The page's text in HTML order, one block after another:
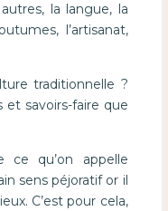
la langue, la
l’artisanat,
traditionnelle ?
et savoirs-faire que
ce qu’on appelle
sens péjoratif or il
C’est pour cela,